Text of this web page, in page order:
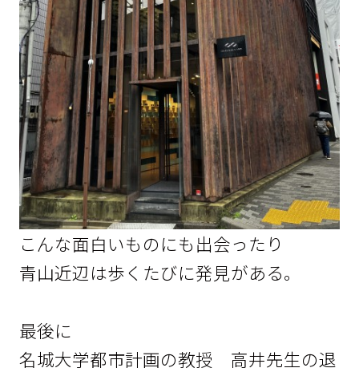
こんな面白いものにも出会ったり
青山近辺は歩くたびに発見がある。
最後に
名城大学都市計画の教授 高井先生の退